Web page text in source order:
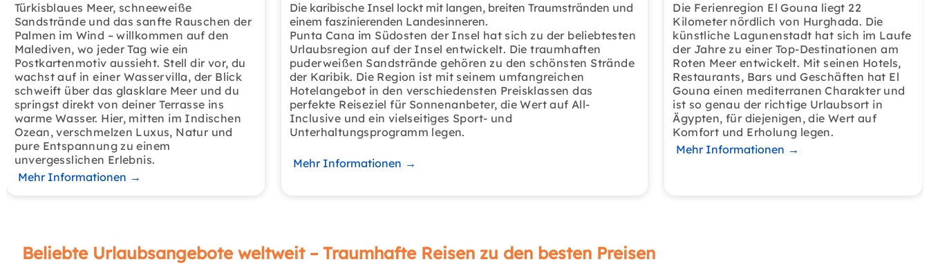
Türkisblaues Meer, schneeweiße
Sandstrände und das sanfte Rauschen der
Palmen im Wind – willkommen auf den
Malediven, wo jeder Tag wie ein
Postkartenmotiv aussieht. Stell dir vor, du
wachst auf in einer Wasservilla, der Blick
schweift über das glasklare Meer und du
springst direkt von deiner Terrasse ins
warme Wasser. Hier, mitten im Indischen
Ozean, verschmelzen Luxus, Natur und
pure Entspannung zu einem
unvergesslichen Erlebnis.
Mehr Informationen →
Die karibische Insel lockt mit langen, breiten Traumstränden und
einem faszinierenden Landesinneren.
Punta Cana im Südosten der Insel hat sich zu der beliebtesten
Urlaubsregion auf der Insel entwickelt. Die traumhaften
puderweißen Sandstrände gehören zu den schönsten Strände
der Karibik. Die Region ist mit seinem umfangreichen
Hotelangebot in den verschiedensten Preisklassen das
perfekte Reiseziel für Sonnenanbeter, die Wert auf All-
Inclusive und ein vielseitiges Sport- und
Unterhaltungsprogramm legen.
Mehr Informationen →
Die Ferienregion El Gouna liegt 22
Kilometer nördlich von Hurghada. Die
künstliche Lagunenstadt hat sich im Laufe
der Jahre zu einer Top-Destinationen am
Roten Meer entwickelt. Mit seinen Hotels,
Restaurants, Bars und Geschäften hat El
Gouna einen mediterranen Charakter und
ist so genau der richtige Urlaubsort in
Ägypten, für diejenigen, die Wert auf
Komfort und Erholung legen.
Mehr Informationen →
Beliebte Urlaubsangebote weltweit – Traumhafte Reisen zu den besten Preisen